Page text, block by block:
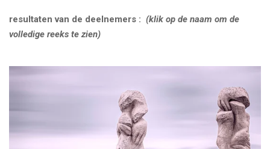
resultaten van de deelnemers : (klik op de naam om de
volledige reeks te zien)